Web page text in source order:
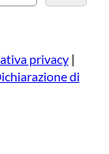
privacy|
di